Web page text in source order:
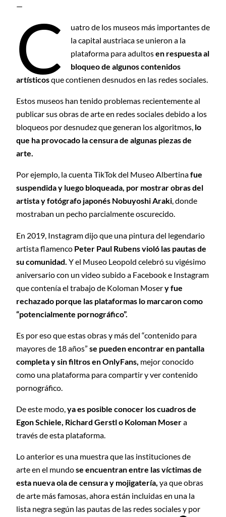
—
C
uatro de los museos más importantes de
la capital austriaca se unieron a la
plataforma para adultosen respuesta al
bloqueo de algunos contenidos
artísticosque contienen desnudos en las redes sociales.
Estos museos han tenido problemas recientemente al
publicar sus obras de arte en redes sociales debido a los
bloqueos por desnudez que generan los algoritmos, lo
que ha provocado la censura de algunas piezas de
arte.
Por ejemplo, la cuenta TikTok del Museo Albertinafue
suspendida y luego bloqueada, por mostrar obras del
artista y fotógrafo japonés Nobuyoshi Araki, donde
mostraban un pecho parcialmente oscurecido.
En 2019, Instagram dijo que una pintura del legendario
artista flamenco Peter Paul Rubens violó las pautas de
su comunidad. Y el Museo Leopold celebró su vigésimo
aniversario con un video subido a Facebook e Instagram
que contenía el trabajo de Koloman Mosery fue
rechazado porque las plataformas lo marcaron como
“potencialmente pornográfico”.
Es por eso que estas obras y más del “contenido para
mayores de 18 años” se pueden encontrar en pantalla
completa y sin filtros en OnlyFans, mejor conocido
como una plataforma para compartir y ver contenido
pornográfico.
De este modo,ya es posible conocer los cuadros de
Egon Schiele, Richard Gerstl o Koloman Mosera
través de esta plataforma.
Lo anterior es una muestra que las instituciones de
arte en el mundose encuentran entre las víctimas de
esta nueva ola de censura y mojigatería, ya que obras
de arte más famosas, ahora están incluidas en una la
lista negra según las pautas de las redes sociales y por